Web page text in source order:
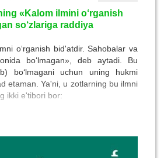
«Kalom ilmini o‘rganish
so‘zlariga raddiya
o‘rganish bid'atdir. Sahobalar va
bo‘lmagan», deb aytadi. Bu
bo‘lmagani uchun uning hukmi
etaman. Ya'ni, u zotlarning bu ilmni
ikki e'tibori bor: